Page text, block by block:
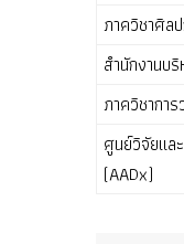
ภาควิชาศิล
สำนักงานบ
ภาควิชากา
ศูนย์วิจัยแล
(AADx)